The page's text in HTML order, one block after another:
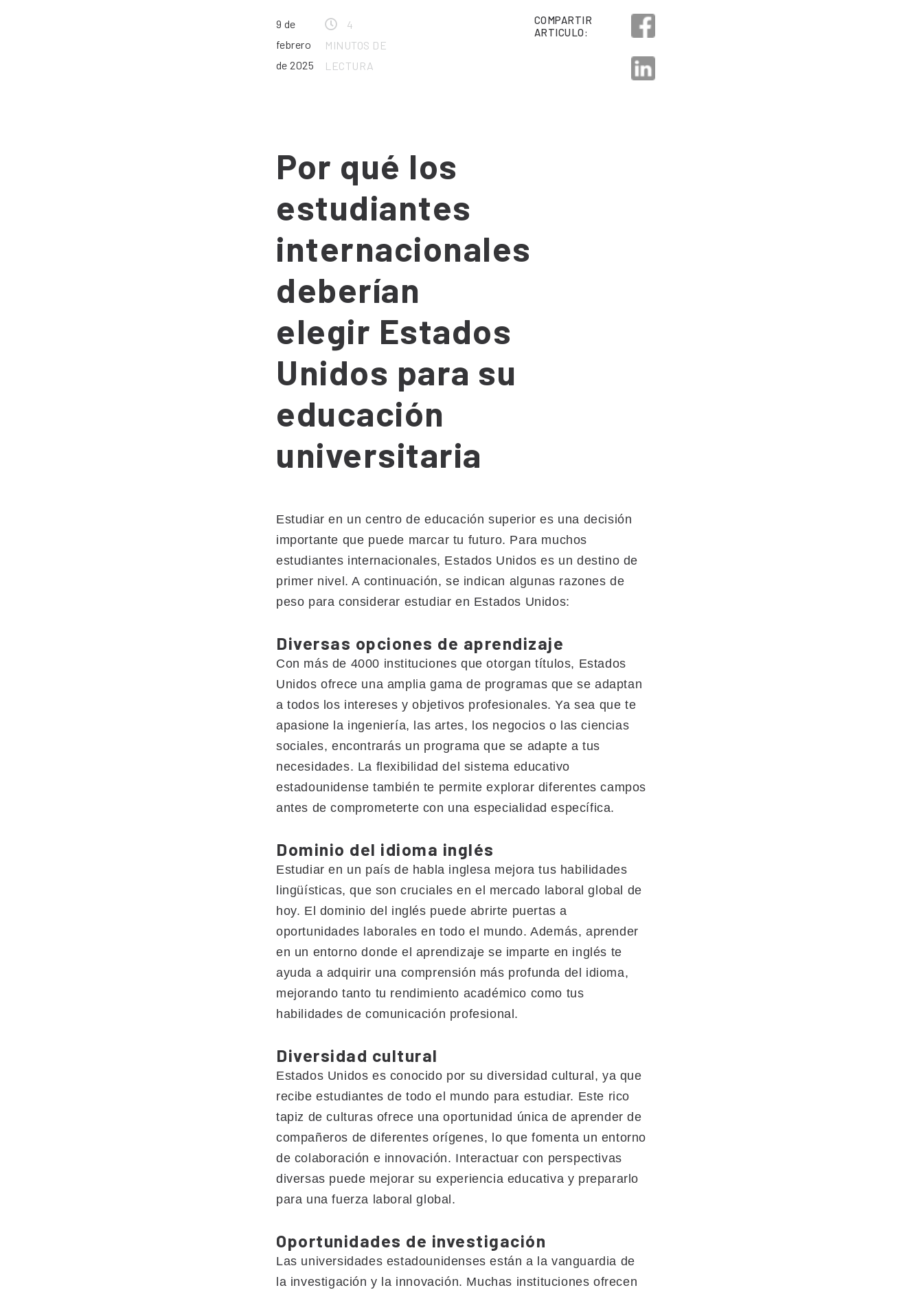
9 de
febrero
de 2025
4
MINUTOS DE
LECTURA
Por qué los
estudiantes
internacionales
deberían
elegir Estados
Unidos para su
educación
universitaria
COMPARTIR
ARTICULO:
Estudiar en un centro de educación superior es una decisión
importante que puede marcar tu futuro. Para muchos
estudiantes internacionales, Estados Unidos es un destino de
primer nivel. A continuación, se indican algunas razones de
peso para considerar estudiar en Estados Unidos:
Diversas opciones de aprendizaje
Con más de 4000 instituciones que otorgan títulos, Estados
Unidos ofrece una amplia gama de programas que se adaptan
a todos los intereses y objetivos profesionales. Ya sea que te
apasione la ingeniería, las artes, los negocios o las ciencias
sociales, encontrarás un programa que se adapte a tus
necesidades. La flexibilidad del sistema educativo
estadounidense también te permite explorar diferentes campos
antes de comprometerte con una especialidad específica.
Dominio del idioma inglés
Estudiar en un país de habla inglesa mejora tus habilidades
lingüísticas, que son cruciales en el mercado laboral global de
hoy. El dominio del inglés puede abrirte puertas a
oportunidades laborales en todo el mundo. Además, aprender
en un entorno donde el aprendizaje se imparte en inglés te
ayuda a adquirir una comprensión más profunda del idioma,
mejorando tanto tu rendimiento académico como tus
habilidades de comunicación profesional.
Diversidad cultural
Estados Unidos es conocido por su diversidad cultural, ya que
recibe estudiantes de todo el mundo para estudiar. Este rico
tapiz de culturas ofrece una oportunidad única de aprender de
compañeros de diferentes orígenes, lo que fomenta un entorno
de colaboración e innovación. Interactuar con perspectivas
diversas puede mejorar su experiencia educativa y prepararlo
para una fuerza laboral global.
Oportunidades de investigación
Las universidades estadounidenses están a la vanguardia de
la investigación y la innovación. Muchas instituciones ofrecen